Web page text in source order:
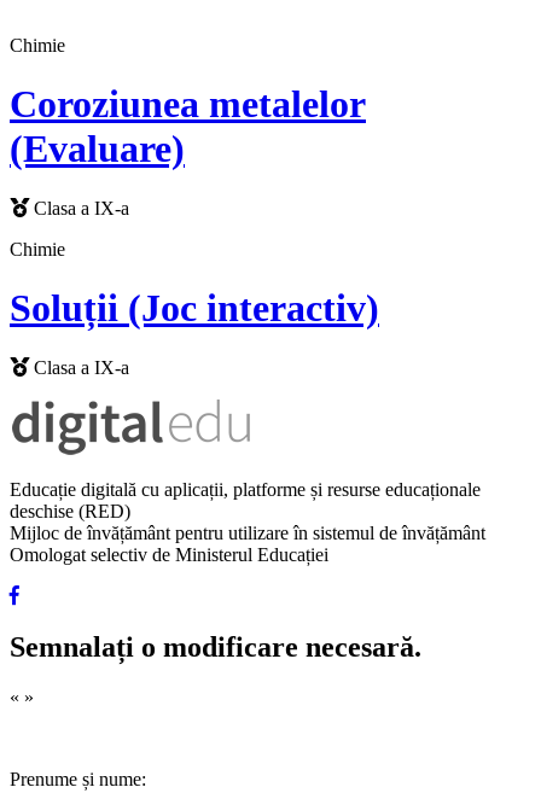
Chimie
Coroziunea metalelor
(Evaluare)
Clasa a IX-a
Chimie
Soluții (Joc interactiv)
Clasa a IX-a
Educație digitală cu aplicații, platforme și resurse educaționale
deschise (RED)
Mijloc de învățământ pentru utilizare în sistemul de învățământ
Omologat selectiv de Ministerul Educației
Semnalați o modificare necesară.
« »
Prenume și nume: